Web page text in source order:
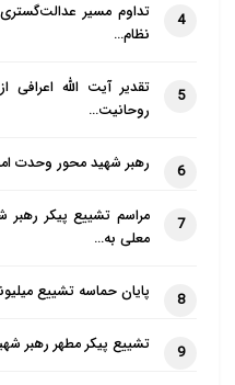
4
تداوم مسیر
نظام…
5
تقدیر آیت الله
روحانیت…
6 رهبر شهید محور وحدت
7
مراسم تشییع پیکر رهبر
معلی به…
8 پایان حماسه تشییع
9 تشییع پیکر مطهر رهبر